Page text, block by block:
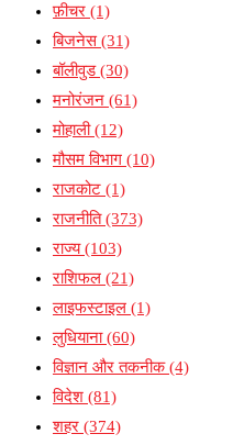
फ़ीचर (1)
बिजनेस(31)
बॉलीवुड(30)
मनोरंजन (61)
मोहाली(12)
मौसम विभाग (10)
राजकोट (1)
राजनीति(373)
राज्य(103)
राशिफल (21)
लाइफस्टाइल (1)
लुधियाना(60)
विज्ञान और तकनीक(4)
विदेश (81)
शहर (374)